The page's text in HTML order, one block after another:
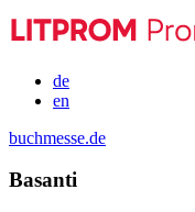
de
en
buchmesse.de
Basanti